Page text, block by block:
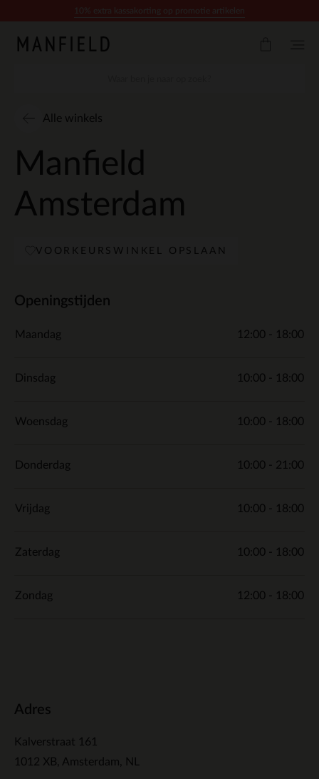
Alle winkels
Manfield
Amsterdam
VOORKEURSWINKEL OPSLAAN
Openingstijden
Maandag 12:00 - 18:00
Dinsdag 10:00 - 18:00
Woensdag 10:00 - 18:00
Donderdag 10:00 - 21:00
Vrijdag 10:00 - 18:00
Zaterdag 10:00 - 18:00
Zondag 12:00 - 18:00
Adres
Kalverstraat 161
1012 XB
Amsterdam NL